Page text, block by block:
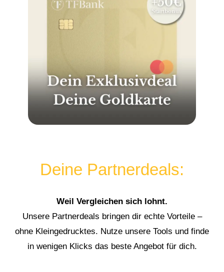
Deine Partnerdeals:
Weil Vergleichen sich lohnt.
Unsere Partnerdeals bringen dir echte Vorteile –
ohne Kleingedrucktes. Nutze unsere Tools und finde
in wenigen Klicks das beste Angebot für dich.